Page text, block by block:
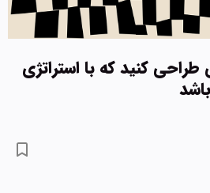
کنید که با استراتژی